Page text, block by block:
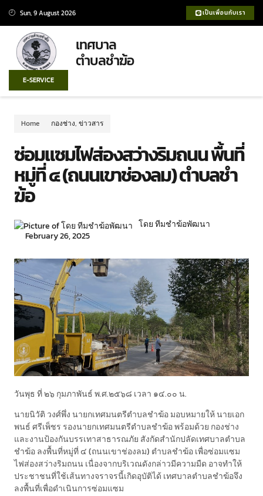
Sun, 9 August 2026 เป็นเพื่อนกับเรา
เทศบาล
ตำบลชำฆ้อ
E-SERVICE
Home กองช่าง, ข่าวสาร
ซ่อมแซมไฟส่องสว่างริมถนน พื้นที่
หมู่ที่ ๔ (ถนนเขาช่องลม) ตำบลชำ
ฆ้อ
โดย ทีมชำฆ้อพัฒนา
February 26, 2025
วันพุธ ที่ ๒๖ กุมภาพันธ์ พ.ศ.๒๕๖๘ เวลา ๑๔.๐๐ น.
นายนิวัติ วงศ์พึ่ง นายกเทศมนตรีตำบลชำฆ้อ มอบหมายให้ นายเอก
พนธ์ ศรีเพ็ชร รองนายกเทศมนตรีตำบลชำฆ้อ พร้อมด้วย กองช่าง
และงานป้องกันบรรเทาสาธารณภัย สังกัดสำนักปลัดเทศบาลตำบล
ชำฆ้อ ลงพื้นที่หมู่ที่ ๔ (ถนนเขาช่องลม) ตำบลชำฆ้อ เพื่อซ่อมแซม
ไฟส่องสว่างริมถนน เนื่องจากบริเวณดังกล่าวมีความมืด อาจทำให้
ประชาชนที่ใช้เส้นทางจราจรนี้เกิดอุบัติได้ เทศบาลตำบลชำฆ้อจึง
ลงพื้นที่เพื่อดำเนินการซ่อมแซม